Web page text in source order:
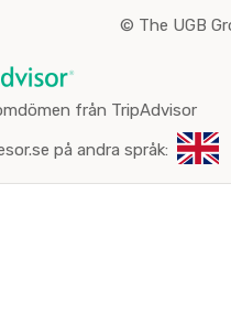
© The UGB
från TripAdvisor
på andra språk: